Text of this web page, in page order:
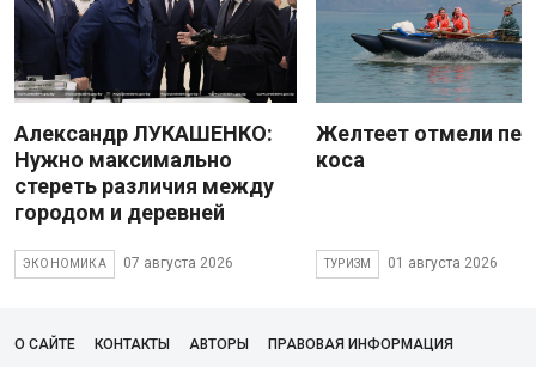
Александр ЛУКАШЕНКО:
Нужно максимально
стереть различия между
городом и деревней
ЭКОНОМИКА 07 августа 2026
Желтеет отмели
коса
ТУРИЗМ 01 августа 2026
О САЙТЕ КОНТАКТЫ АВТОРЫ ПРАВОВАЯ ИНФОРМАЦИЯ